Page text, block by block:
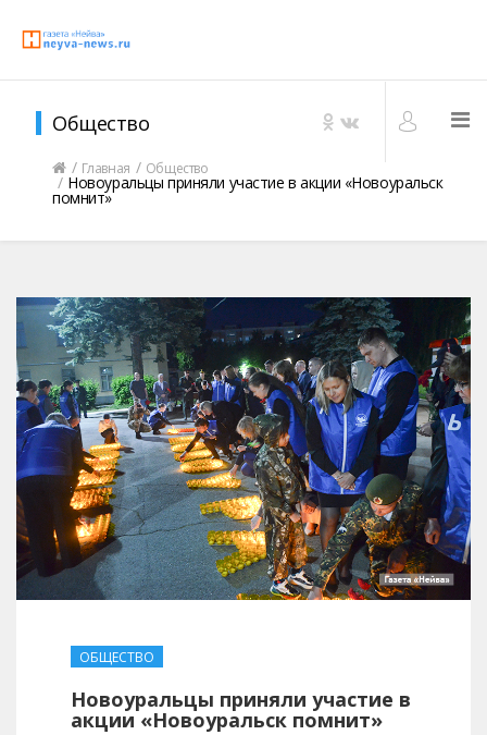
Общество
Главная Общество
Новоуральцы приняли участие в акции «Новоуральск
помнит»
ОБЩЕСТВО
Новоуральцы приняли участие в
акции «Новоуральск помнит»